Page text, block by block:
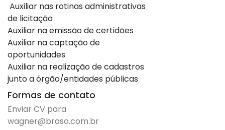
Auxiliar nas rotinas administrativas
de licitação
Auxiliar na emissão de certidões
Auxiliar na captação de
oportunidades
Auxiliar na realização de cadastros
junto a órgão/entidades públicas
Formas de contato
Enviar CV para
wagner@braso.com.br